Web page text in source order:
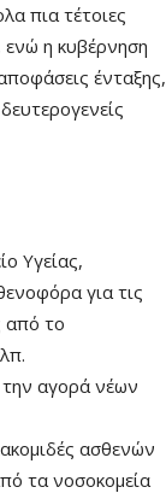
πια τέτοιες
ενώ η κυβέρνηση
ένταξης,
Υγείας,
για τις
από το
αγορά νέων
ασθενών
τα νοσοκομεία